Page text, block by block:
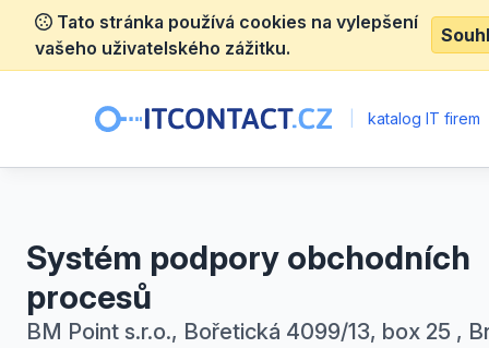
Tato stránka používá cookies na vylepšení
vašeho uživatelského zážitku.
katalog IT firem
Systém podpory obchodních
procesů
BM Point s.r.o., Bořetická 4099/13, box 25 ,